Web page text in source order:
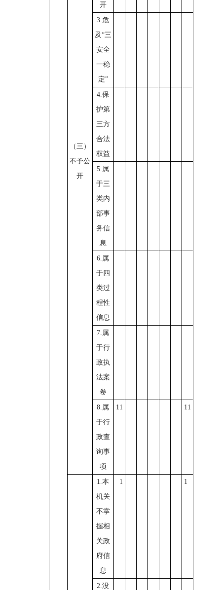
（三）
不予公
开
开
3.危
及“三
安全
一稳
定”
4.保
护第
三方
合法
权益
5.属
于三
类内
部事
务信
息
6.属
于四
类过
程性
信息
7.属
于行
政执
法案
卷
8.属
于行
政查
询事
项
11 11
1.本
机关
不掌
握相
关政
府信
息
1 1
2.没